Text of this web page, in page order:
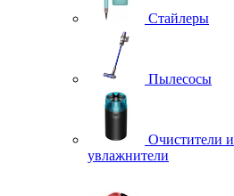
Стайлеры
Пылесосы
Очистители и
увлажнители